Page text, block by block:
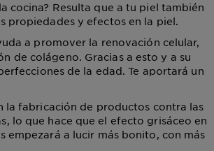
cocina? Resulta que a tu piel también
propiedades y efectos en la piel.
a promover la renovación celular,
de colágeno. Gracias a esto y a su
de la edad. Te aportará un
la fabricación de productos contra las
lo que hace que el efecto grisáceo en
empezará a lucir más bonito, con más